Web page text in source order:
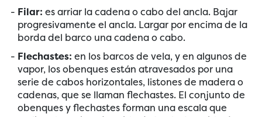
Filar: es arriar la cadena o cabo del ancla. Bajar
progresivamente el ancla. Largar por encima de la
borda del barco una cadena o cabo.
Flechastes: en los barcos de vela, y en algunos de
vapor, los obenques están atravesados por una
serie de cabos horizontales, listones de madera o
cadenas, que se llaman flechastes. El conjunto de
obenques y flechastes forman una escala que